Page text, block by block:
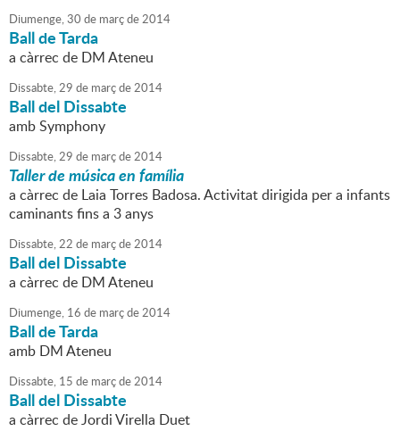
Diumenge,30 de marçde2014
Ball de Tarda
a càrrec de DM Ateneu
Dissabte,29 de marçde2014
Ball del Dissabte
amb Symphony
Dissabte,29 de marçde2014
Taller de música en família
a càrrec de Laia Torres Badosa. Activitat dirigida per a infants
caminants fins a 3 anys
Dissabte,22 de marçde2014
Ball del Dissabte
a càrrec de DM Ateneu
Diumenge, 16 de marçde2014
Ball de Tarda
amb DM Ateneu
Dissabte, 15 de marçde2014
Ball del Dissabte
a càrrec de Jordi Virella Duet